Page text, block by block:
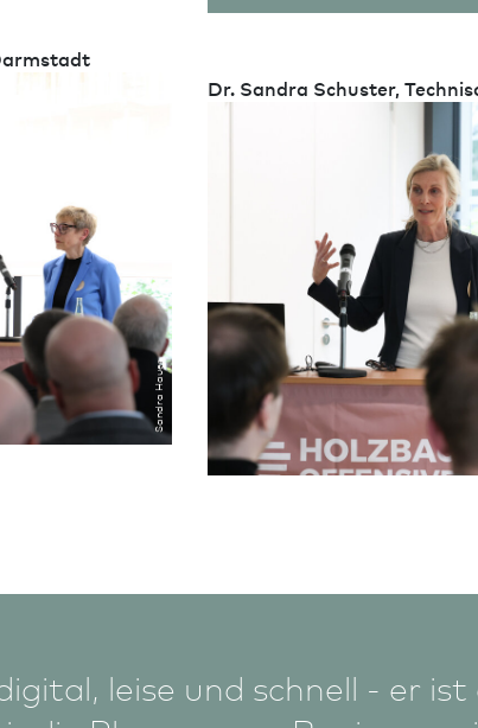
Sandra Hauer
Dr. Sandra Schuster,
leise und schnell - er ist